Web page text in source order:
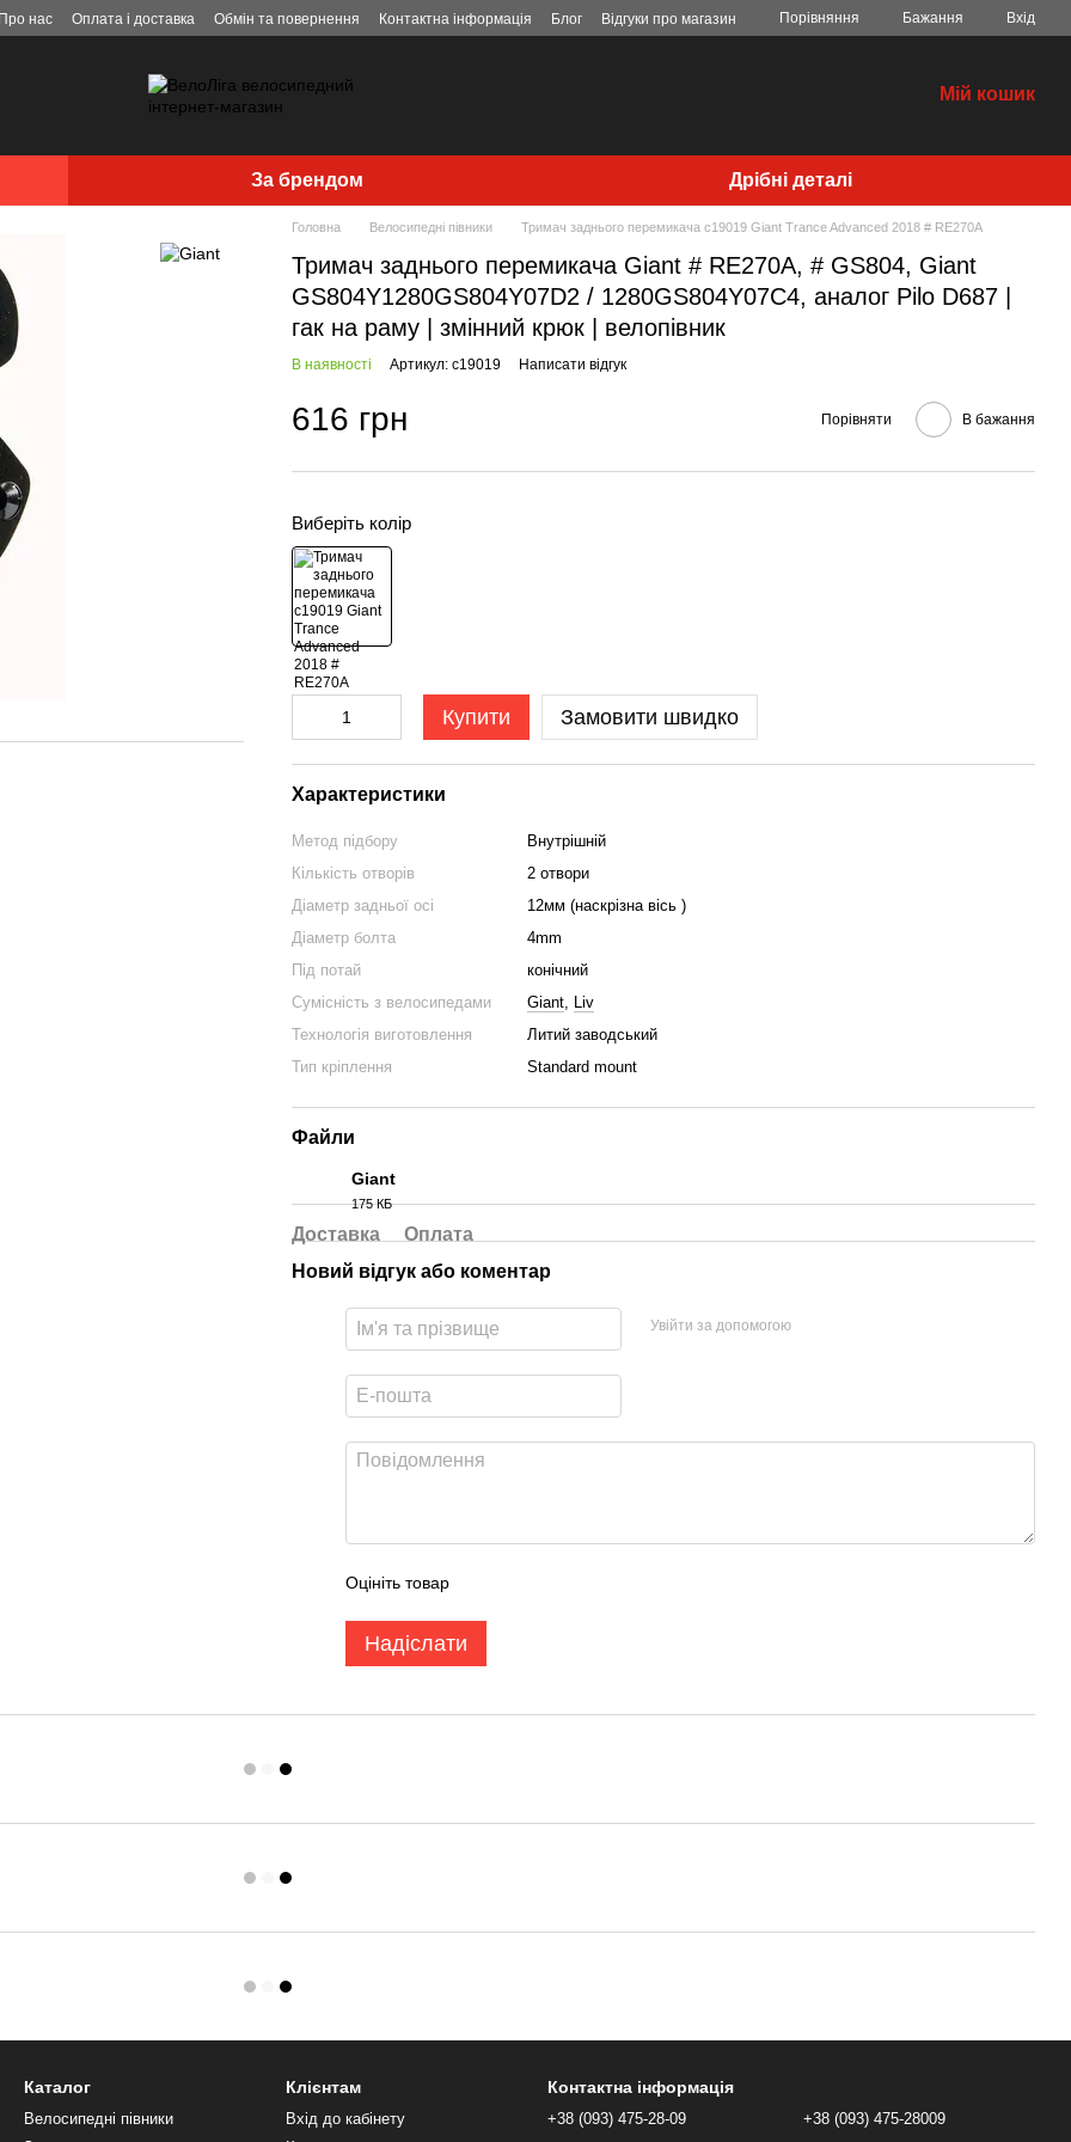
Про нас Оплата і доставка Обмін та повернення Контактна інформація Блог Відгуки про магазин Порівняння Бажання Вхід
Мій кошик
За брендом Дрібні деталі
Головна Велосипедні півники Тримач заднього перемикача c19019 Giant Trance Advanced 2018 # RE270A
Тримач заднього перемикача Giant # RE270A, # GS804, Giant
GS804Y1280GS804Y07D2 / 1280GS804Y07C4, аналог Pilo D687 |
гак на раму | змінний крюк | велопівник
В наявності Артикул: c19019 Написати відгук
616 грн Порівняти В бажання
Виберіть колір
Купити Замовити швидко
Характеристики
Метод підбору
Внутрішній
Кількість отворів
2 отвори
Діаметр задньої осі
12мм (наскрізна вісь )
Діаметр болта
4mm
Під потай
конічний
Сумісність з велосипедами
Giant, Liv
Технологія виготовлення
Литий заводський
Тип кріплення
Standard mount
Файли
Giant
175 КБ
Доставка
Оплата
Новий відгук або коментар
Увійти за допомогою
Оцініть товар
Надіслати
Каталог
Велосипедні півники
Клієнтам
Вхід до кабінету
Контактна інформація
+38 (093) 475-28-09 +38 (093) 475-28009